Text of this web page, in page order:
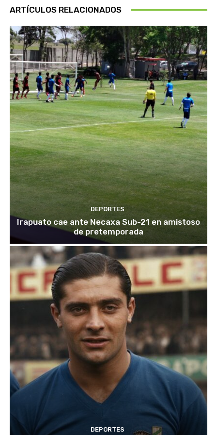
ARTÍCULOS RELACIONADOS
DEPORTES
Irapuato cae ante Necaxa Sub-21 en amistoso
de pretemporada
DEPORTES